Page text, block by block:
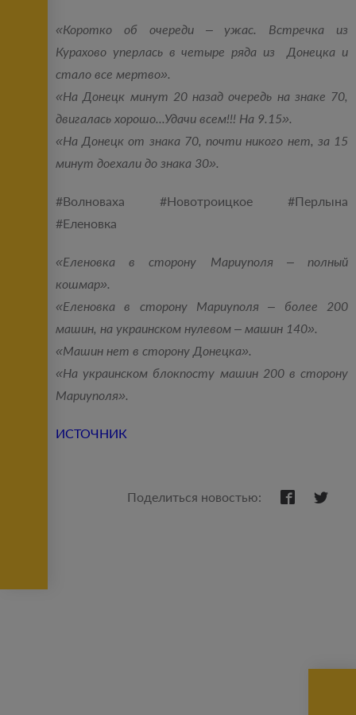
«Коротко об очереди – ужас. Встречка из
Курахово уперлась в четыре ряда из Донецка и
стало все мертво».
«На Донецк минут 20 назад очередь на знаке 70,
двигалась хорошо...Удачи всем!!! На 9.15».
«На Донецк от знака 70, почти никого нет, за 15
минут доехали до знака 30».
#Волноваха #Новотроицкое #Перлына
#Еленовка
«Еленовка в сторону Мариуполя – полный
кошмар».
«Еленовка в сторону Мариуполя – более 200
машин, на украинском нулевом – машин 140».
«Машин нет в сторону Донецка».
«На украинском блокпосту машин 200 в сторону
Мариуполя».
ИСТОЧНИК
Поделиться новостью: